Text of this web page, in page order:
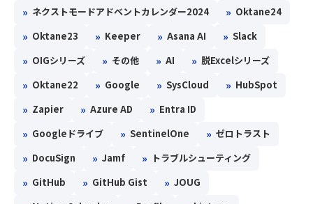
» ネクストモードアドベントカレンダー2024 » Oktane24
» Oktane23 » Keeper » Asana AI » Slack
» OIGシリーズ » その他 » AI » 脱Excelシリーズ
» Oktane22 » Google » SysCloud » HubSpot
» Zapier » Azure AD » Entra ID
» Googleドライブ » SentinelOne » ゼロトラスト
» DocuSign » Jamf » トラブルシューティング
» GitHub » GitHub Gist » JOUG